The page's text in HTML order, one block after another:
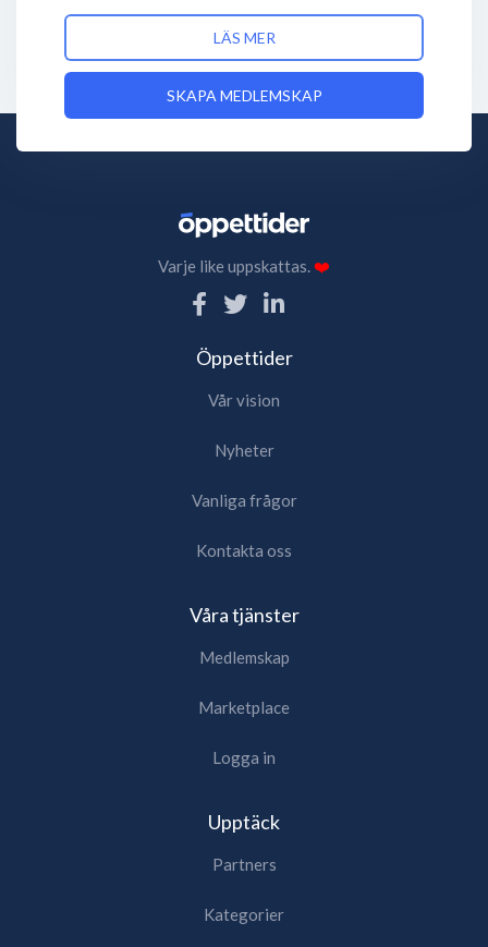
LÄS MER
SKAPA MEDLEMSKAP
Varje like uppskattas.❤️
Öppettider
Vår vision
Nyheter
Vanliga frågor
Kontakta oss
Våra tjänster
Medlemskap
Marketplace
Logga in
Upptäck
Partners
Kategorier